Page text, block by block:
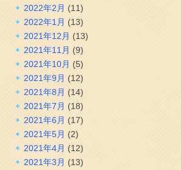
2022年2月 (11)
2022年1月 (13)
2021年12月 (13)
2021年11月 (9)
2021年10月 (5)
2021年9月 (12)
2021年8月 (14)
2021年7月 (18)
2021年6月 (17)
2021年5月 (2)
2021年4月 (12)
2021年3月 (13)